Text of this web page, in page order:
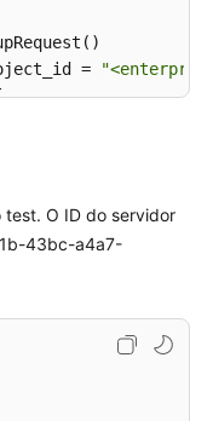
=
as e:
O ID do servidor
43bc-a4a7-